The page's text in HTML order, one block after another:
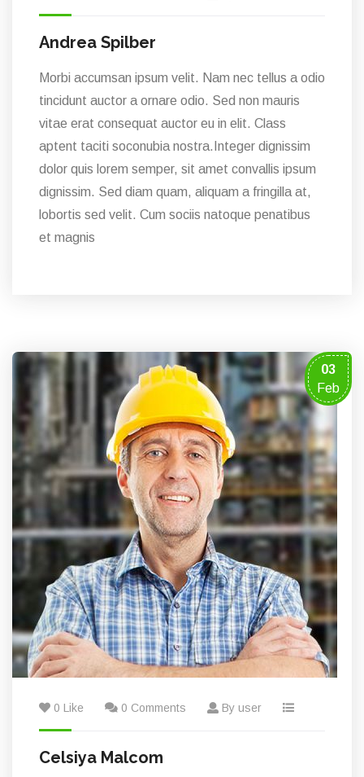
Andrea Spilber
Morbi accumsan ipsum velit. Nam nec tellus a odio
tincidunt auctor a ornare odio. Sed non mauris
vitae erat consequat auctor eu in elit. Class
aptent taciti soconubia nostra.Integer dignissim
dolor quis lorem semper, sit amet convallis ipsum
dignissim. Sed diam quam, aliquam a fringilla at,
lobortis sed velit. Cum sociis natoque penatibus
et magnis
03
Feb
0 Like 0 Comments By user
Celsiya Malcom